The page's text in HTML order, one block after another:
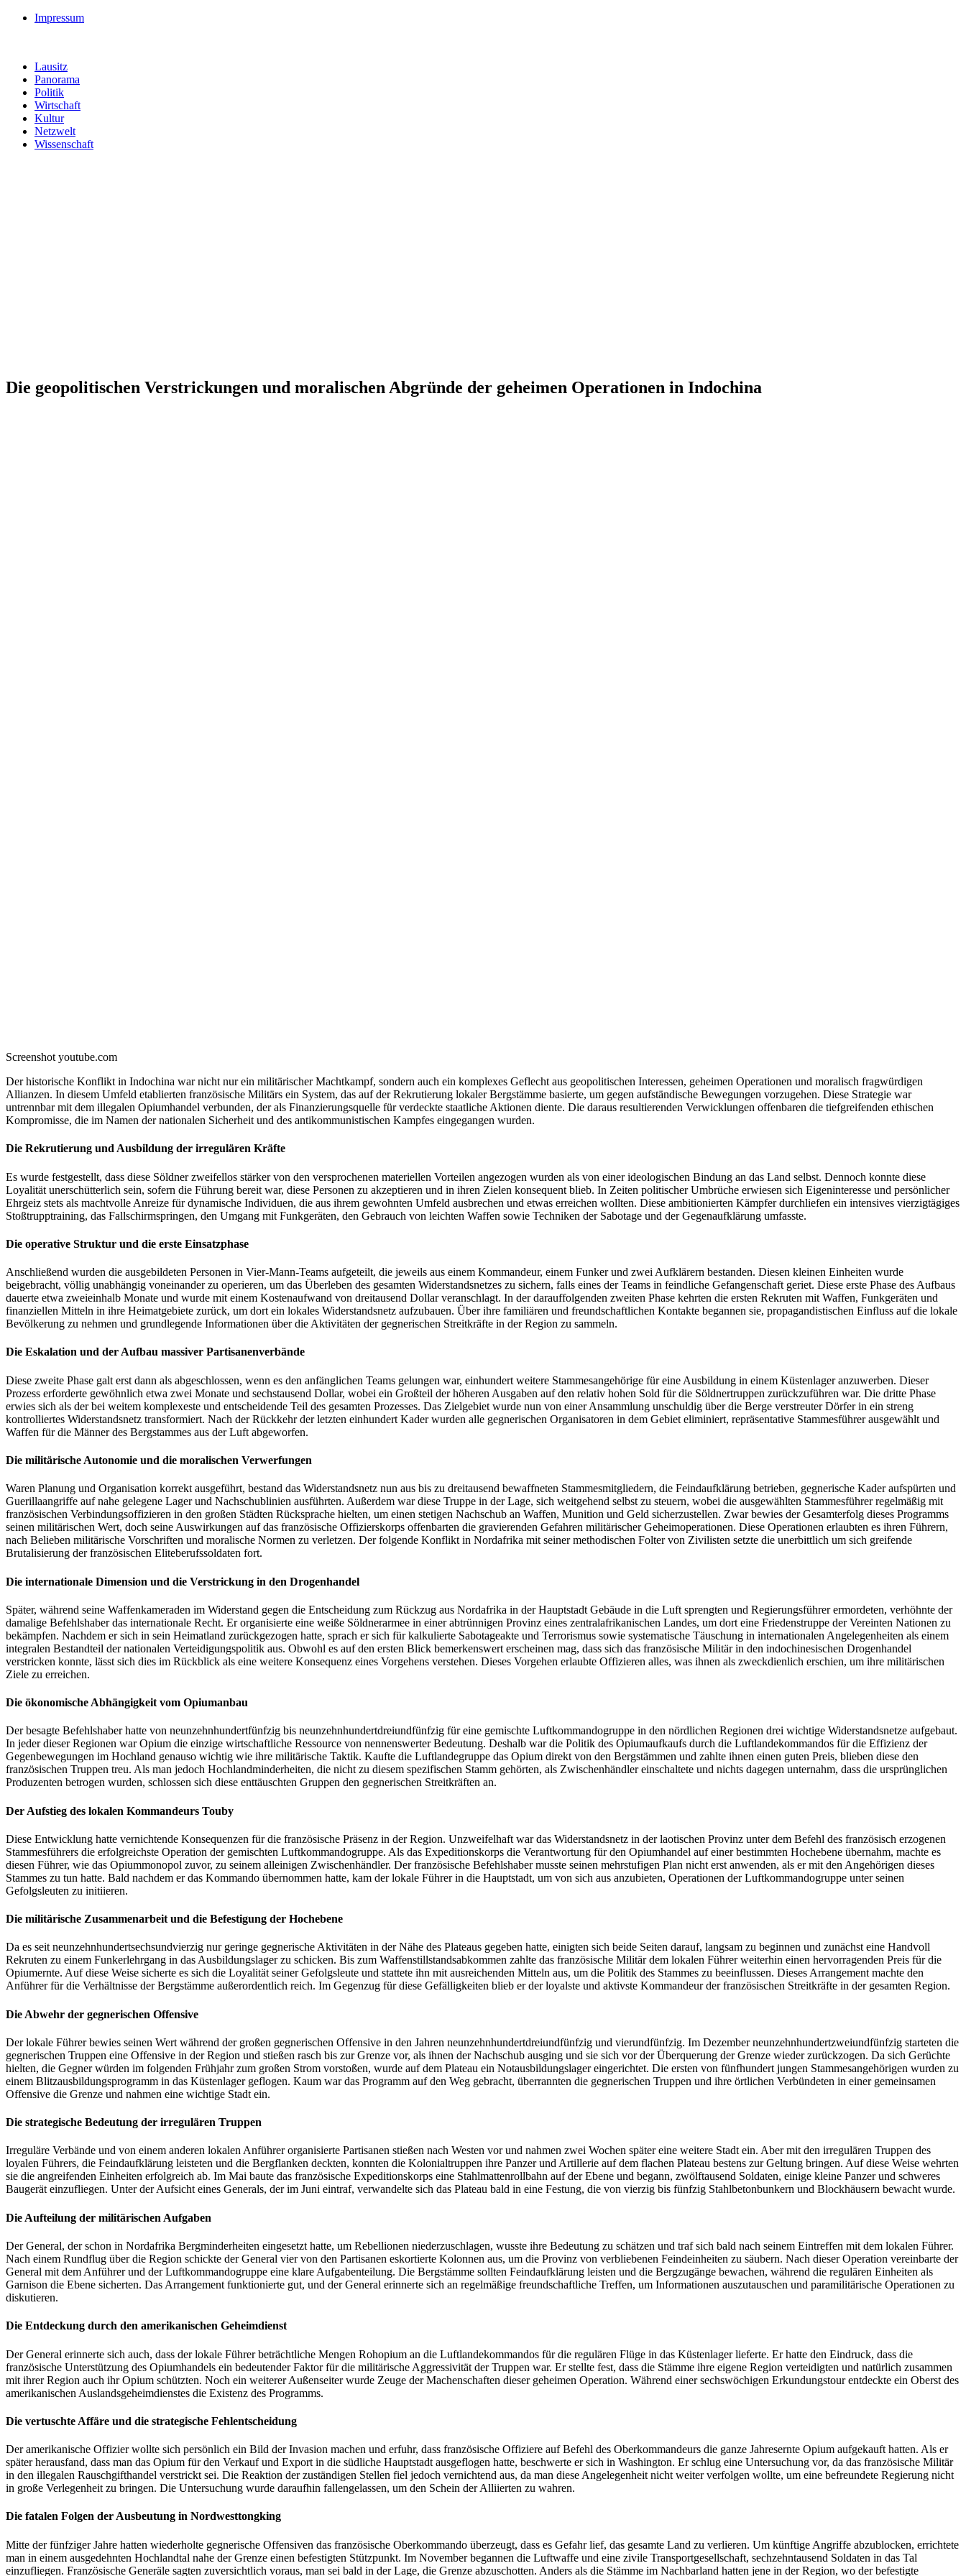
Impressum
Lausitz
Panorama
Politik
Wirtschaft
Kultur
Netzwelt
Wissenschaft
Die geopolitischen Verstrickungen und moralischen Abgründe der geheimen Operationen in Indochina
Screenshot youtube.com
Der historische Konflikt in Indochina war nicht nur ein militärischer Machtkampf, sondern auch ein komplexes Geflecht aus geopolitischen Interessen, geheimen Operationen und moralisch fragwürdigen
Allianzen. In diesem Umfeld etablierten französische Militärs ein System, das auf der Rekrutierung lokaler Bergstämme basierte, um gegen aufständische Bewegungen vorzugehen. Diese Strategie war
untrennbar mit dem illegalen Opiumhandel verbunden, der als Finanzierungsquelle für verdeckte staatliche Aktionen diente. Die daraus resultierenden Verwicklungen offenbaren die tiefgreifenden ethischen
Kompromisse, die im Namen der nationalen Sicherheit und des antikommunistischen Kampfes eingegangen wurden.
Die Rekrutierung und Ausbildung der irregulären Kräfte
Es wurde festgestellt, dass diese Söldner zweifellos stärker von den versprochenen materiellen Vorteilen angezogen wurden als von einer ideologischen Bindung an das Land selbst. Dennoch konnte diese
Loyalität unerschütterlich sein, sofern die Führung bereit war, diese Personen zu akzeptieren und in ihren Zielen konsequent blieb. In Zeiten politischer Umbrüche erwiesen sich Eigeninteresse und persönlicher
Ehrgeiz stets als machtvolle Anreize für dynamische Individuen, die aus ihrem gewohnten Umfeld ausbrechen und etwas erreichen wollten. Diese ambitionierten Kämpfer durchliefen ein intensives vierzigtägiges
Stoßtrupptraining, das Fallschirmspringen, den Umgang mit Funkgeräten, den Gebrauch von leichten Waffen sowie Techniken der Sabotage und der Gegenaufklärung umfasste.
Die operative Struktur und die erste Einsatzphase
Anschließend wurden die ausgebildeten Personen in Vier-Mann-Teams aufgeteilt, die jeweils aus einem Kommandeur, einem Funker und zwei Aufklärern bestanden. Diesen kleinen Einheiten wurde
beigebracht, völlig unabhängig voneinander zu operieren, um das Überleben des gesamten Widerstandsnetzes zu sichern, falls eines der Teams in feindliche Gefangenschaft geriet. Diese erste Phase des Aufbaus
dauerte etwa zweieinhalb Monate und wurde mit einem Kostenaufwand von dreitausend Dollar veranschlagt. In der darauffolgenden zweiten Phase kehrten die ersten Rekruten mit Waffen, Funkgeräten und
finanziellen Mitteln in ihre Heimatgebiete zurück, um dort ein lokales Widerstandsnetz aufzubauen. Über ihre familiären und freundschaftlichen Kontakte begannen sie, propagandistischen Einfluss auf die lokale
Bevölkerung zu nehmen und grundlegende Informationen über die Aktivitäten der gegnerischen Streitkräfte in der Region zu sammeln.
Die Eskalation und der Aufbau massiver Partisanenverbände
Diese zweite Phase galt erst dann als abgeschlossen, wenn es den anfänglichen Teams gelungen war, einhundert weitere Stammesangehörige für eine Ausbildung in einem Küstenlager anzuwerben. Dieser
Prozess erforderte gewöhnlich etwa zwei Monate und sechstausend Dollar, wobei ein Großteil der höheren Ausgaben auf den relativ hohen Sold für die Söldnertruppen zurückzuführen war. Die dritte Phase
erwies sich als der bei weitem komplexeste und entscheidende Teil des gesamten Prozesses. Das Zielgebiet wurde nun von einer Ansammlung unschuldig über die Berge verstreuter Dörfer in ein streng
kontrolliertes Widerstandsnetz transformiert. Nach der Rückkehr der letzten einhundert Kader wurden alle gegnerischen Organisatoren in dem Gebiet eliminiert, repräsentative Stammesführer ausgewählt und
Waffen für die Männer des Bergstammes aus der Luft abgeworfen.
Die militärische Autonomie und die moralischen Verwerfungen
Waren Planung und Organisation korrekt ausgeführt, bestand das Widerstandsnetz nun aus bis zu dreitausend bewaffneten Stammesmitgliedern, die Feindaufklärung betrieben, gegnerische Kader aufspürten und
Guerillaangriffe auf nahe gelegene Lager und Nachschublinien ausführten. Außerdem war diese Truppe in der Lage, sich weitgehend selbst zu steuern, wobei die ausgewählten Stammesführer regelmäßig mit
französischen Verbindungsoffizieren in den großen Städten Rücksprache hielten, um einen stetigen Nachschub an Waffen, Munition und Geld sicherzustellen. Zwar bewies der Gesamterfolg dieses Programms
seinen militärischen Wert, doch seine Auswirkungen auf das französische Offizierskorps offenbarten die gravierenden Gefahren militärischer Geheimoperationen. Diese Operationen erlaubten es ihren Führern,
nach Belieben militärische Vorschriften und moralische Normen zu verletzen. Der folgende Konflikt in Nordafrika mit seiner methodischen Folter von Zivilisten setzte die unerbittlich um sich greifende
Brutalisierung der französischen Eliteberufssoldaten fort.
Die internationale Dimension und die Verstrickung in den Drogenhandel
Später, während seine Waffenkameraden im Widerstand gegen die Entscheidung zum Rückzug aus Nordafrika in der Hauptstadt Gebäude in die Luft sprengten und Regierungsführer ermordeten, verhöhnte der
damalige Befehlshaber das internationale Recht. Er organisierte eine weiße Söldnerarmee in einer abtrünnigen Provinz eines zentralafrikanischen Landes, um dort eine Friedenstruppe der Vereinten Nationen zu
bekämpfen. Nachdem er sich in sein Heimatland zurückgezogen hatte, sprach er sich für kalkulierte Sabotageakte und Terrorismus sowie systematische Täuschung in internationalen Angelegenheiten als einem
integralen Bestandteil der nationalen Verteidigungspolitik aus. Obwohl es auf den ersten Blick bemerkenswert erscheinen mag, dass sich das französische Militär in den indochinesischen Drogenhandel
verstricken konnte, lässt sich dies im Rückblick als eine weitere Konsequenz eines Vorgehens verstehen. Dieses Vorgehen erlaubte Offizieren alles, was ihnen als zweckdienlich erschien, um ihre militärischen
Ziele zu erreichen.
Die ökonomische Abhängigkeit vom Opiumanbau
Der besagte Befehlshaber hatte von neunzehnhundertfünfzig bis neunzehnhundertdreiundfünfzig für eine gemischte Luftkommandogruppe in den nördlichen Regionen drei wichtige Widerstandsnetze aufgebaut.
In jeder dieser Regionen war Opium die einzige wirtschaftliche Ressource von nennenswerter Bedeutung. Deshalb war die Politik des Opiumaufkaufs durch die Luftlandekommandos für die Effizienz der
Gegenbewegungen im Hochland genauso wichtig wie ihre militärische Taktik. Kaufte die Luftlandegruppe das Opium direkt von den Bergstämmen und zahlte ihnen einen guten Preis, blieben diese den
französischen Truppen treu. Als man jedoch Hochlandminderheiten, die nicht zu diesem spezifischen Stamm gehörten, als Zwischenhändler einschaltete und nichts dagegen unternahm, dass die ursprünglichen
Produzenten betrogen wurden, schlossen sich diese enttäuschten Gruppen den gegnerischen Streitkräften an.
Der Aufstieg des lokalen Kommandeurs Touby
Diese Entwicklung hatte vernichtende Konsequenzen für die französische Präsenz in der Region. Unzweifelhaft war das Widerstandsnetz in der laotischen Provinz unter dem Befehl des französisch erzogenen
Stammesführers die erfolgreichste Operation der gemischten Luftkommandogruppe. Als das Expeditionskorps die Verantwortung für den Opiumhandel auf einer bestimmten Hochebene übernahm, machte es
diesen Führer, wie das Opiummonopol zuvor, zu seinem alleinigen Zwischenhändler. Der französische Befehlshaber musste seinen mehrstufigen Plan nicht erst anwenden, als er mit den Angehörigen dieses
Stammes zu tun hatte. Bald nachdem er das Kommando übernommen hatte, kam der lokale Führer in die Hauptstadt, um von sich aus anzubieten, Operationen der Luftkommandogruppe unter seinen
Gefolgsleuten zu initiieren.
Die militärische Zusammenarbeit und die Befestigung der Hochebene
Da es seit neunzehnhundertsechsundvierzig nur geringe gegnerische Aktivitäten in der Nähe des Plateaus gegeben hatte, einigten sich beide Seiten darauf, langsam zu beginnen und zunächst eine Handvoll
Rekruten zu einem Funkerlehrgang in das Ausbildungslager zu schicken. Bis zum Waffenstillstandsabkommen zahlte das französische Militär dem lokalen Führer weiterhin einen hervorragenden Preis für die
Opiumernte. Auf diese Weise sicherte es sich die Loyalität seiner Gefolgsleute und stattete ihn mit ausreichenden Mitteln aus, um die Politik des Stammes zu beeinflussen. Dieses Arrangement machte den
Anführer für die Verhältnisse der Bergstämme außerordentlich reich. Im Gegenzug für diese Gefälligkeiten blieb er der loyalste und aktivste Kommandeur der französischen Streitkräfte in der gesamten Region.
Die Abwehr der gegnerischen Offensive
Der lokale Führer bewies seinen Wert während der großen gegnerischen Offensive in den Jahren neunzehnhundertdreiundfünfzig und vierundfünfzig. Im Dezember neunzehnhundertzweiundfünfzig starteten die
gegnerischen Truppen eine Offensive in der Region und stießen rasch bis zur Grenze vor, als ihnen der Nachschub ausging und sie sich vor der Überquerung der Grenze wieder zurückzogen. Da sich Gerüchte
hielten, die Gegner würden im folgenden Frühjahr zum großen Strom vorstoßen, wurde auf dem Plateau ein Notausbildungslager eingerichtet. Die ersten von fünfhundert jungen Stammesangehörigen wurden zu
einem Blitzausbildungsprogramm in das Küstenlager geflogen. Kaum war das Programm auf den Weg gebracht, überrannten die gegnerischen Truppen und ihre örtlichen Verbündeten in einer gemeinsamen
Offensive die Grenze und nahmen eine wichtige Stadt ein.
Die strategische Bedeutung der irregulären Truppen
Irreguläre Verbände und von einem anderen lokalen Anführer organisierte Partisanen stießen nach Westen vor und nahmen zwei Wochen später eine weitere Stadt ein. Aber mit den irregulären Truppen des
loyalen Führers, die Feindaufklärung leisteten und die Bergflanken deckten, konnten die Kolonialtruppen ihre Panzer und Artillerie auf dem flachen Plateau bestens zur Geltung bringen. Auf diese Weise wehrten
sie die angreifenden Einheiten erfolgreich ab. Im Mai baute das französische Expeditionskorps eine Stahlmattenrollbahn auf der Ebene und begann, zwölftausend Soldaten, einige kleine Panzer und schweres
Baugerät einzufliegen. Unter der Aufsicht eines Generals, der im Juni eintraf, verwandelte sich das Plateau bald in eine Festung, die von vierzig bis fünfzig Stahlbetonbunkern und Blockhäusern bewacht wurde.
Die Aufteilung der militärischen Aufgaben
Der General, der schon in Nordafrika Bergminderheiten eingesetzt hatte, um Rebellionen niederzuschlagen, wusste ihre Bedeutung zu schätzen und traf sich bald nach seinem Eintreffen mit dem lokalen Führer.
Nach einem Rundflug über die Region schickte der General vier von den Partisanen eskortierte Kolonnen aus, um die Provinz von verbliebenen Feindeinheiten zu säubern. Nach dieser Operation vereinbarte der
General mit dem Anführer und der Luftkommandogruppe eine klare Aufgabenteilung. Die Bergstämme sollten Feindaufklärung leisten und die Bergzugänge bewachen, während die regulären Einheiten als
Garnison die Ebene sicherten. Das Arrangement funktionierte gut, und der General erinnerte sich an regelmäßige freundschaftliche Treffen, um Informationen auszutauschen und paramilitärische Operationen zu
diskutieren.
Die Entdeckung durch den amerikanischen Geheimdienst
Der General erinnerte sich auch, dass der lokale Führer beträchtliche Mengen Rohopium an die Luftlandekommandos für die regulären Flüge in das Küstenlager lieferte. Er hatte den Eindruck, dass die
französische Unterstützung des Opiumhandels ein bedeutender Faktor für die militärische Aggressivität der Truppen war. Er stellte fest, dass die Stämme ihre eigene Region verteidigten und natürlich zusammen
mit ihrer Region auch ihr Opium schützten. Noch ein weiterer Außenseiter wurde Zeuge der Machenschaften dieser geheimen Operation. Während einer sechswöchigen Erkundungstour entdeckte ein Oberst des
amerikanischen Auslandsgeheimdienstes die Existenz des Programms.
Die vertuschte Affäre und die strategische Fehlentscheidung
Der amerikanische Offizier wollte sich persönlich ein Bild der Invasion machen und erfuhr, dass französische Offiziere auf Befehl des Oberkommandeurs die ganze Jahresernte Opium aufgekauft hatten. Als er
später herausfand, dass man das Opium für den Verkauf und Export in die südliche Hauptstadt ausgeflogen hatte, beschwerte er sich in Washington. Er schlug eine Untersuchung vor, da das französische Militär
in den illegalen Rauschgifthandel verstrickt sei. Die Reaktion der zuständigen Stellen fiel jedoch vernichtend aus, da man diese Angelegenheit nicht weiter verfolgen wollte, um eine befreundete Regierung nicht
in große Verlegenheit zu bringen. Die Untersuchung wurde daraufhin fallengelassen, um den Schein der Alliierten zu wahren.
Die fatalen Folgen der Ausbeutung in Nordwesttongking
Mitte der fünfziger Jahre hatten wiederholte gegnerische Offensiven das französische Oberkommando überzeugt, dass es Gefahr lief, das gesamte Land zu verlieren. Um künftige Angriffe abzublocken, errichtete
man in einem ausgedehnten Hochlandtal nahe der Grenze einen befestigten Stützpunkt. Im November begannen die Luftwaffe und eine zivile Transportgesellschaft, sechzehntausend Soldaten in das Tal
einzufliegen. Französische Generäle sagten zuversichtlich voraus, man sei bald in der Lage, die Grenze abzuschotten. Anders als die Stämme im Nachbarland hatten jene in der Region, wo der befestigte